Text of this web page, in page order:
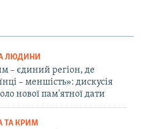
ЛЮДИНИ
– єдиний регіон, де
– меншість»: дискусія
нової пам'ятної дати
ТА КРИМ